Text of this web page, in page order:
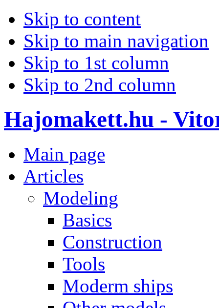
Skip to content
Skip to main navigation
Skip to 1st column
Skip to 2nd column
Hajomakett.hu -
Main page
Articles
Modeling
Basics
Construction
Tools
Moderm ships